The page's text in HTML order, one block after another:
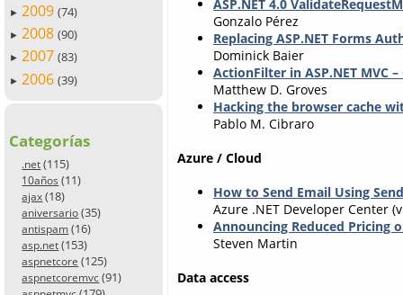
► 2009 (74)
► 2008 (90)
► 2007 (83)
► 2006 (39)
Categorías
.net (115)
10años (11)
ajax (18)
aniversario (35)
antispam (16)
asp.net (153)
aspnetcore (125)
aspnetcoremvc (91)
ASP.NET 4.0
Gonzalo Pérez
Replacing ASP.NET Forms
Dominick Baier
ActionFilter in ASP.NET MVC
Matthew D. Groves
Hacking the browser cache
Pablo M. Cibraro
Azure / Cloud
How to Send Email Using
Azure .NET Developer Center
Announcing Reduced Pricing
Steven Martin
Data access